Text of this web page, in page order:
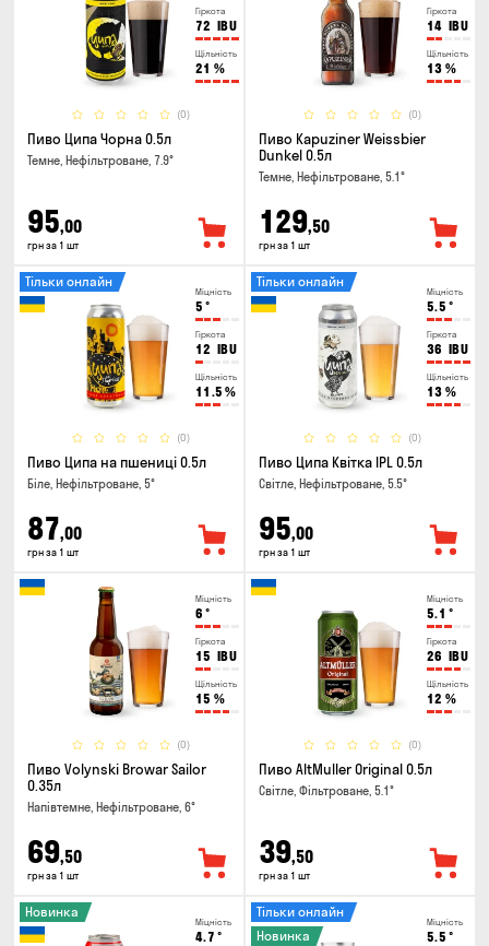
Гіркота
72 IBU
Щільність
21 %
(0)
Пиво Ципа Чорна 0.5л
Темне, Нефільтроване, 7.9°
95,00
грн за 1 шт
Гіркота
14 IBU
Щільність
13 %
(0)
Пиво Kapuziner Weissbier
Dunkel 0.5л
Темне, Нефільтроване, 5.1°
129,50
грн за 1 шт
Міцність
5 °
Гіркота
12 IBU
Щільність
11.5 %
(0)
Тільки онлайн
Пиво Ципа на пшениці 0.5л
Біле, Нефільтроване, 5°
87,00
грн за 1 шт
Міцність
5.5 °
Гіркота
36 IBU
Щільність
13 %
(0)
Тільки онлайн
Пиво Ципа Квітка IPL 0.5л
Світле, Нефільтроване, 5.5°
95,00
грн за 1 шт
Міцність
6 °
Гіркота
15 IBU
Щільність
15 %
(0)
Пиво Volynski Browar Sailor
0.35л
Напівтемне, Нефільтроване, 6°
69,50
грн за 1 шт
Міцність
5.1 °
Гіркота
26 IBU
Щільність
12 %
(0)
Пиво AltMuller Original 0.5л
Світле, Фільтроване, 5.1°
39,50
грн за 1 шт
Міцність
4.7 °
Новинка
Міцність
5.5 °
Тільки онлайн
Новинка